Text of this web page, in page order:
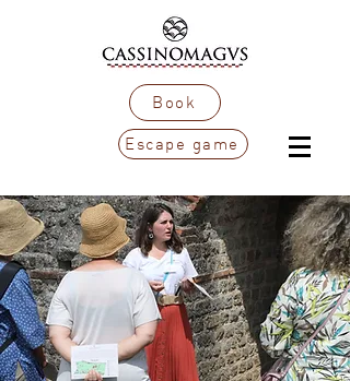
Book
Escape game